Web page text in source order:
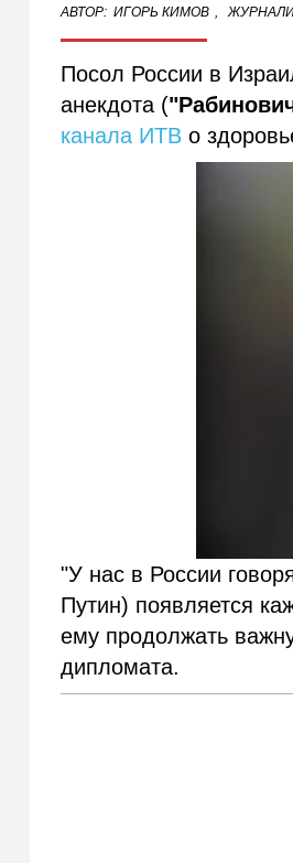
АВТОР: ИГОРЬ КИМОВ ,
Посол России в
анекдота (
канала ИТВ о
"У нас в России
Путин) появляется
ему продолжать
дипломата.